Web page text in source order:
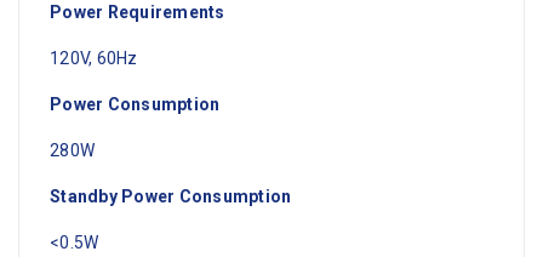
Power Requirements
120V, 60Hz
Power Consumption
280W
Standby Power Consumption
<0.5W